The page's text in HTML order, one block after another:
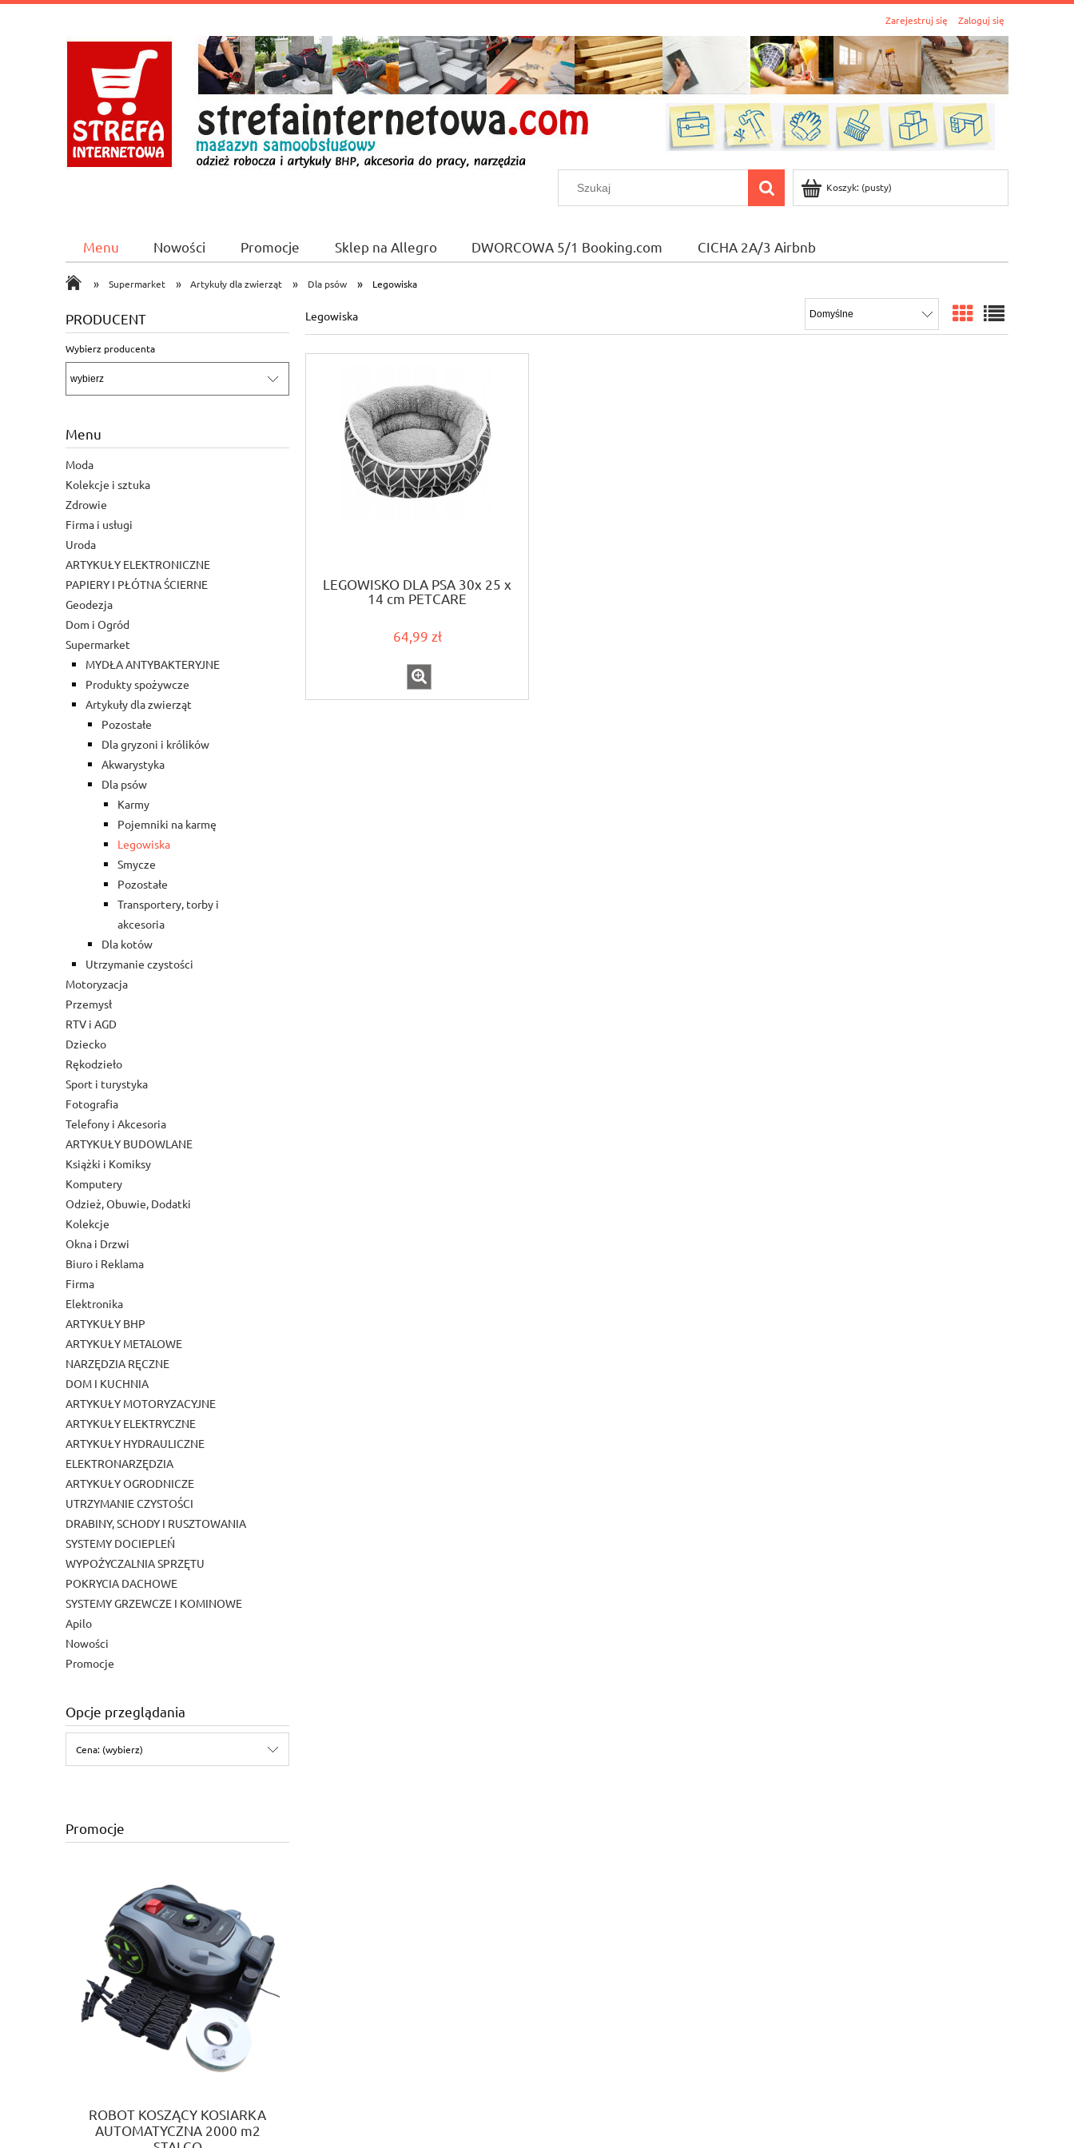
Zarejestruj się Zaloguj się
Koszyk: (pusty)
Menu Nowości Promocje Sklep na Allegro DWORCOWA 5/1 Booking.com
CICHA 2A/3 Airbnb
CICHA 2A/1 Booking.com
» Supermarket » Artykuły dla zwierząt » Dla psów » Legowiska
PRODUCENT
Wybierz producenta
Menu
Moda
Kolekcje i sztuka
Zdrowie
Firma i usługi
Uroda
ARTYKUŁY ELEKTRONICZNE
PAPIERY I PŁÓTNA ŚCIERNE
Geodezja
Dom i Ogród
Supermarket
MYDŁA ANTYBAKTERYJNE
Produkty spożywcze
Artykuły dla zwierząt
Pozostałe
Dla gryzoni i królików
Akwarystyka
Dla psów
Karmy
Pojemniki na karmę
Legowiska
Smycze
Pozostałe
Transportery, torby i
akcesoria
Dla kotów
Utrzymanie czystości
Motoryzacja
Przemysł
RTV i AGD
Dziecko
Rękodzieło
Sport i turystyka
Fotografia
Telefony i Akcesoria
ARTYKUŁY BUDOWLANE
Książki i Komiksy
Komputery
Odzież, Obuwie, Dodatki
Kolekcje
Okna i Drzwi
Biuro i Reklama
Firma
Elektronika
ARTYKUŁY BHP
ARTYKUŁY METALOWE
NARZĘDZIA RĘCZNE
DOM I KUCHNIA
ARTYKUŁY MOTORYZACYJNE
ARTYKUŁY ELEKTRYCZNE
ARTYKUŁY HYDRAULICZNE
ELEKTRONARZĘDZIA
ARTYKUŁY OGRODNICZE
UTRZYMANIE CZYSTOŚCI
DRABINY, SCHODY I RUSZTOWANIA
SYSTEMY DOCIEPLEŃ
WYPOŻYCZALNIA SPRZĘTU
POKRYCIA DACHOWE
SYSTEMY GRZEWCZE I KOMINOWE
Apilo
Nowości
Promocje
Opcje przeglądania
Cena: (wybierz)
Promocje
ROBOT KOSZĄCY KOSIARKA
AUTOMATYCZNA 2000 m2
Legowiska
LEGOWISKO DLA PSA 30x 25 x
14 cm PETCARE
64,99 zł